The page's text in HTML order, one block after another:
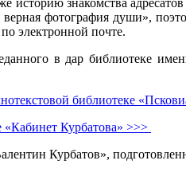
историю знакомства
фотография души»,
электронной почте.
в дар библиотеке
библиотеке
«Кабинет Курбатова» >>>
Курбатов»,